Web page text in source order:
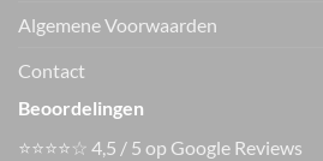
Algemene Voorwaarden
Contact
Beoordelingen
⭐⭐⭐⭐☆ 4,5 / 5 op Google Reviews